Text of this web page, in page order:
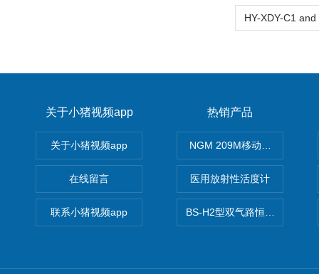
关于小猪视频app
关于小猪视频app
在线留言
联系小猪视频app
热销产品
NGM 209M移动式惰性气体
医用放射性活度计
BS-H2型双气路恒流大气采样